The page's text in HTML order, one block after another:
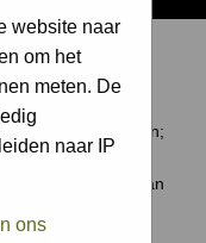
website naar
om het
meten. De
naar IP
ons
voor elke
verborgen schatten;
Camera of een van